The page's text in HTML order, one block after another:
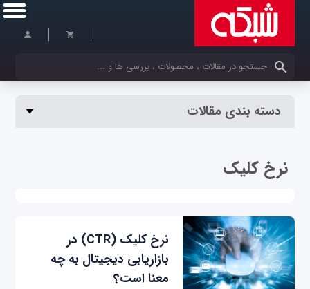
کلمات کلیدی خود را وارد کنید
دسته بندی مقالات
نرخ کلیک
نرخ کلیک (CTR) در
بازاریابی دیجیتال به چه
معنا است؟